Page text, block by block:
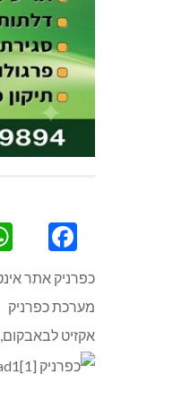
כפרניק אתר
מערכת כפרניק
אקזיט